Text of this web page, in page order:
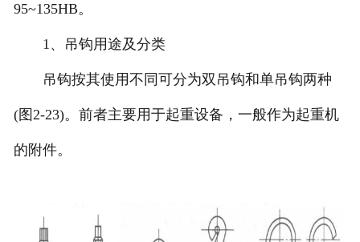
95~135HB。
1、吊钩用途及分类
吊钩按其使用不同可分为双吊钩和单吊钩两种
(图2-23)。前者主要用于起重设备，一般作为起重机
的附件。